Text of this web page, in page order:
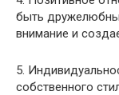
быть
внимание и
5.
собственного